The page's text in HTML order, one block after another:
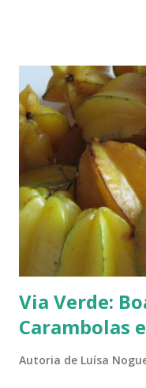
de passeios no mato, em
à nossa volta, tão
aproveitar as férias para
A moça que aparece na...
Via Verde:
Carambolas
Autoria de Luísa